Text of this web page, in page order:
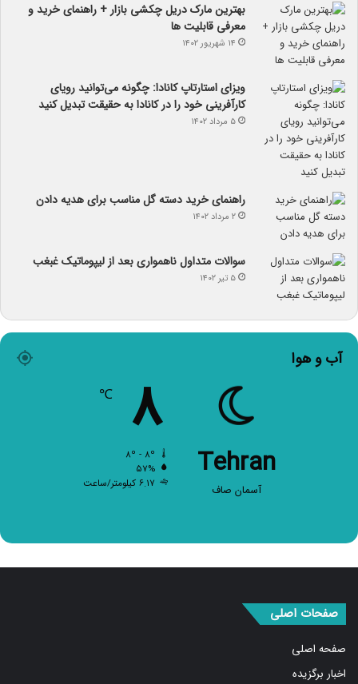
بهترین مارک دریل چکشی بازار + راهنمای خرید و
معرفی قابلیت ها
۱۴ شهریور ۱۴۰۲
ویزای استارتاپ کانادا: چگونه می‌توانید رویای
کارآفرینی خود را در کانادا به حقیقت تبدیل کنید
۵ مرداد ۱۴۰۲
راهنمای خرید دسته گل مناسب برای هدیه دادن
۲ مرداد ۱۴۰۲
سوالات متداول ناهمواری بعد از لیپوماتیک غبغب
۵ تیر ۱۴۰۲
آب و هوا
Tehran
آسمان صاف
۸ ℃
۵۷%
۶.۱۷ کیلومتر/ساعت
صفحات اصلی
صفحه اصلی
اخبار برگزیده